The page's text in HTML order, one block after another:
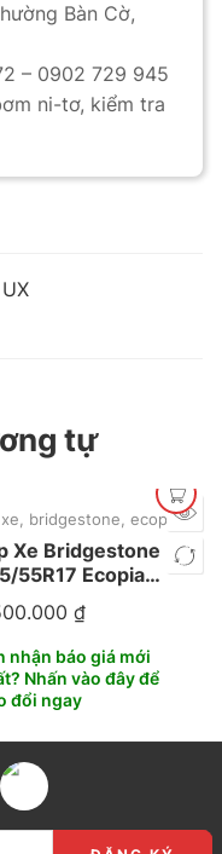
Bàn Cờ,
– 0902 729 945
ni-tơ, kiểm tra
UX
tự
, bridgestone, ecopia
Xe Bridgestone
55R17 Ecopia
₫
nhận báo giá mới
Nhấn vào đây để
đổi ngay